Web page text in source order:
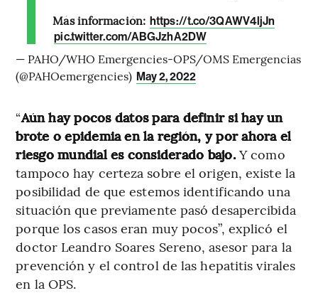
Más información: https://t.co/3QAWV4ljJn
pic.twitter.com/ABGJzhA2DW
— PAHO/WHO Emergencies-OPS/OMS Emergencias
(@PAHOemergencies) May 2, 2022
“Aún hay pocos datos para definir si hay un
brote o epidemia en la región, y por ahora el
riesgo mundial es considerado bajo.Y como
tampoco hay certeza sobre el origen, existe la
posibilidad de que estemos identificando una
situación que previamente pasó desapercibida
porque los casos eran muy pocos”, explicó el
doctor Leandro Soares Sereno, asesor para la
prevención y el control de las hepatitis virales
en la OPS.